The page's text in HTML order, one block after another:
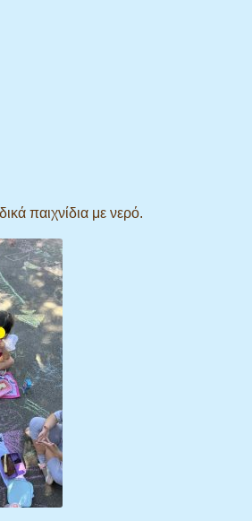
παιχνίδια με νερό.